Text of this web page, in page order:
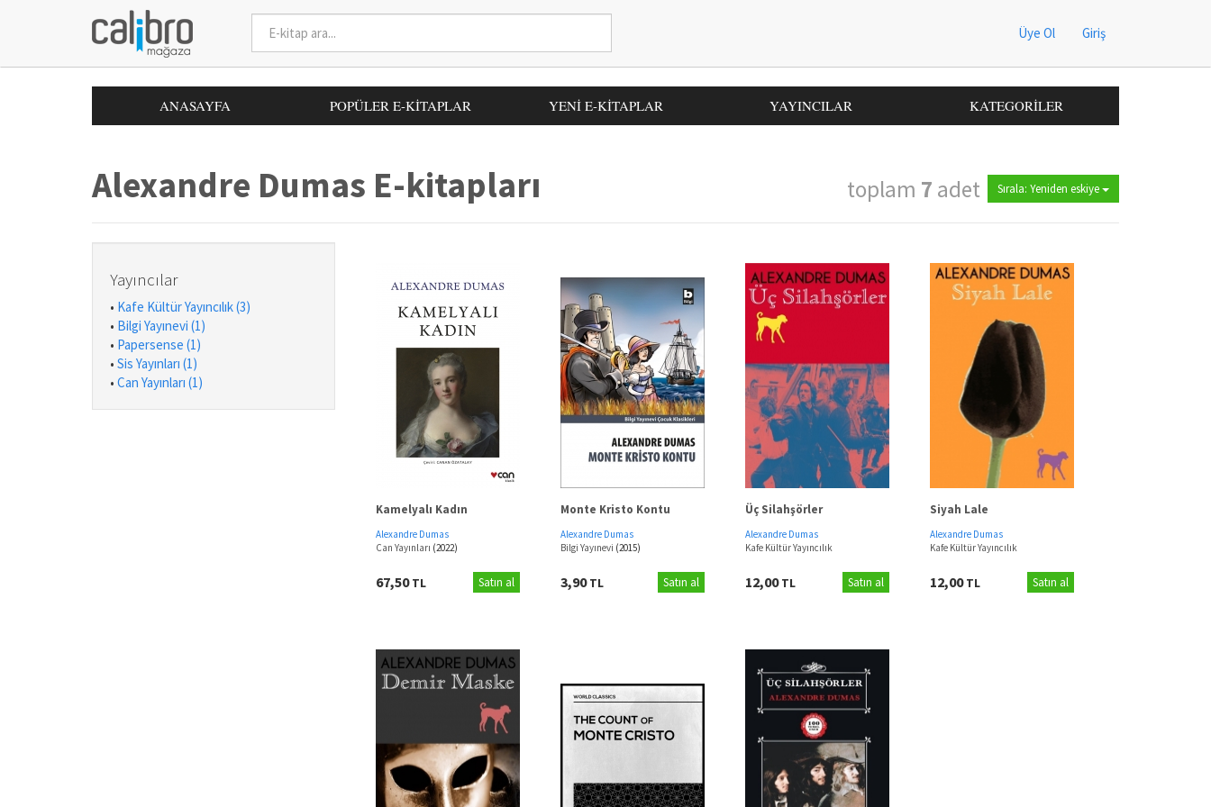
Üye Ol Giriş
ANASAYFA POPÜLER E-KİTAPLAR YENİ E-KİTAPLAR YAYINCILAR KATEGORİLER
Alexandre Dumas E-kitapları toplam 7 adet Sırala: Yeniden eskiye
Yayıncılar
• Kafe Kültür Yayıncılık (3)
• Bilgi Yayınevi (1)
• Papersense (1)
• Sis Yayınları (1)
• Can Yayınları (1)
Kamelyalı Kadın
Alexandre Dumas
Can Yayınları (2022)
67,50TL Satın al
Monte Kristo Kontu
Alexandre Dumas
Bilgi Yayınevi (2015)
3,90TL Satın al
Üç Silahşörler
Alexandre Dumas
Kafe Kültür Yayıncılık
12,00TL Satın al
Siyah Lale
Alexandre Dumas
Kafe Kültür Yayıncılık
12,00TL Satın al